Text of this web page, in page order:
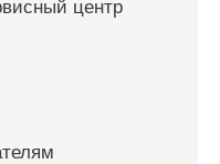
центр